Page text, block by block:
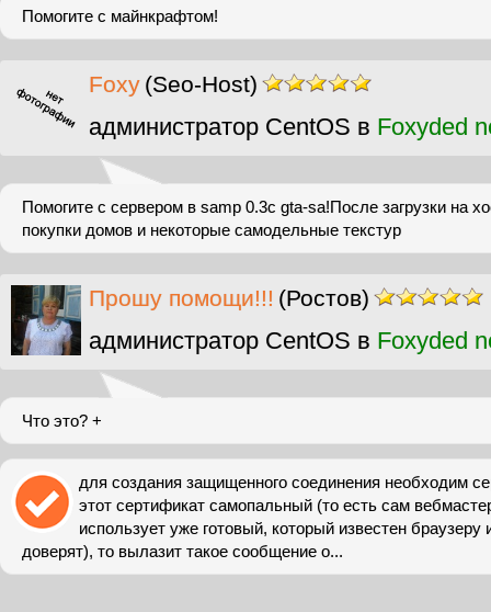
Помогите с майнкрафтом!
Foxy (Seo-Host)
администратор CentOS в Foxyded
Помогите с сервером в samp 0.3c gta-sa!После загрузки на
покупки домов и некоторые самодельные текстур
Прошу помощи!!! (Ростов)
администратор CentOS в Foxyded
Что это? +
для создания защищенного соединения необходим
этот сертификат самопальный (то есть сам
использует уже готовый, который известен браузеру
доверят), то вылазит такое сообщение о...